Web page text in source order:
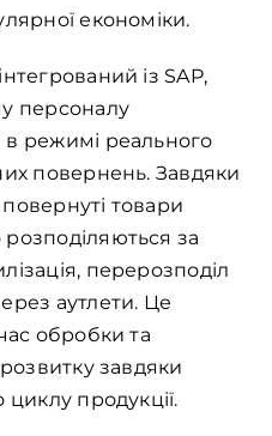
економіки.
із SAP,
персоналу
режимі реального
повернень. Завдяки
товари
за
перерозподіл
аутлети. Це
обробки та
завдяки
циклу продукції.